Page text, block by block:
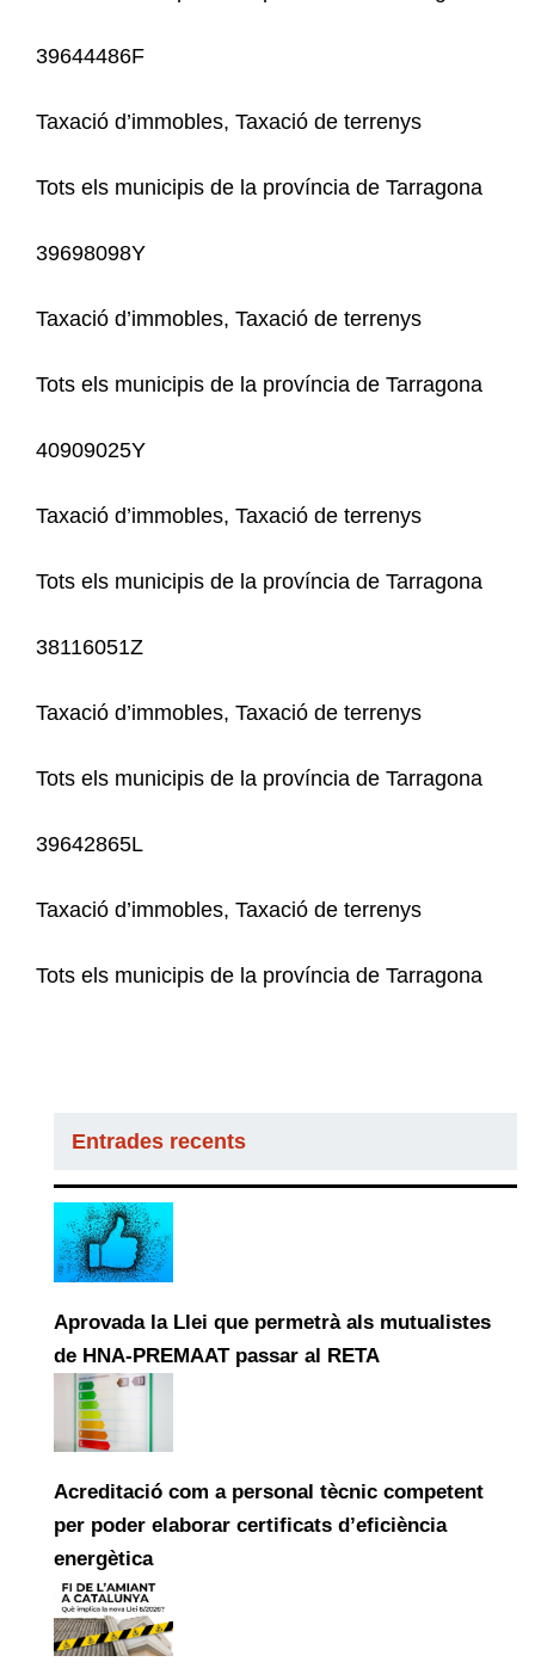
39644486F
Taxació d’immobles, Taxació de terrenys
Tots els municipis de la província de Tarragona
39698098Y
Taxació d’immobles, Taxació de terrenys
Tots els municipis de la província de Tarragona
40909025Y
Taxació d’immobles, Taxació de terrenys
Tots els municipis de la província de Tarragona
38116051Z
Taxació d’immobles, Taxació de terrenys
Tots els municipis de la província de Tarragona
39642865L
Taxació d’immobles, Taxació de terrenys
Tots els municipis de la província de Tarragona
Entrades recents
Aprovada la Llei que permetrà als mutualistes
de HNA-PREMAAT passar al RETA
Acreditació com a personal tècnic competent
per poder elaborar certificats d’eficiència
energètica